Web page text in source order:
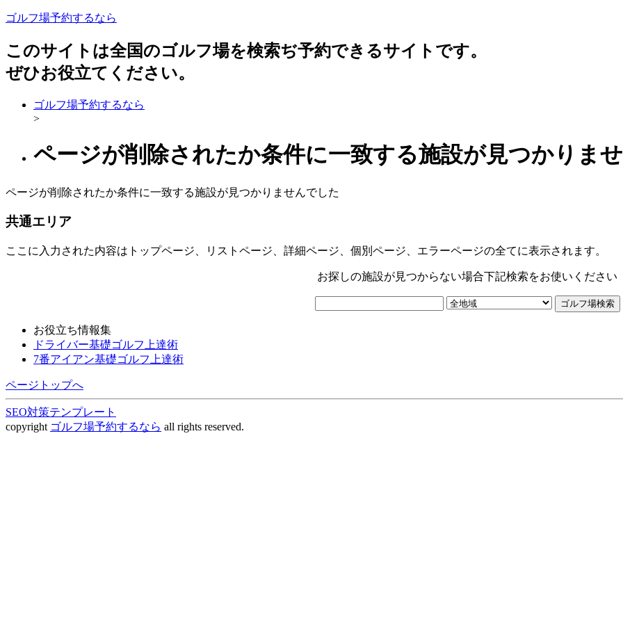
ゴルフ場予約するなら
このサイトは全国のゴルフ場を検索ぢ予約できるサイトです。
ぜひお役立てください。
ゴルフ場予約するなら
>
ページが削除されたか条件に一致する施設が見つかりま
ページが削除されたか条件に一致する施設が見つかりませんでした
共通エリア
ここに入力された内容はトップページ、リストページ、詳細ページ、個別ページ、エラーページの全てに表示されます。
お探しの施設が見つからない場合下記検索をお使いください
お役立ち情報集
ドライバー基礎ゴルフ上達術
7番アイアン基礎ゴルフ上達術
ページトップへ
SEO対策テンプレート
copyright ゴルフ場予約するなら all rights reserved.